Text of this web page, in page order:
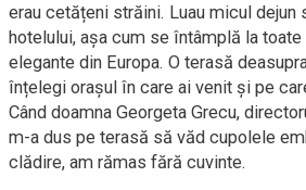
erau cetățeni străini. Luau micul dejun
hotelului, așa cum se întâmplă la
elegante din Europa. O terasă
înțelegi orașul în care ai venit și pe
Când doamna Georgeta Grecu,
m-a dus pe terasă să văd cupolele
clădire, am rămas fără cuvinte.